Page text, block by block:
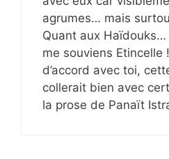
agrumes… mais
Quant aux
me souviens Etincelle
d’accord avec toi,
collerait bien avec
la prose de Panaït